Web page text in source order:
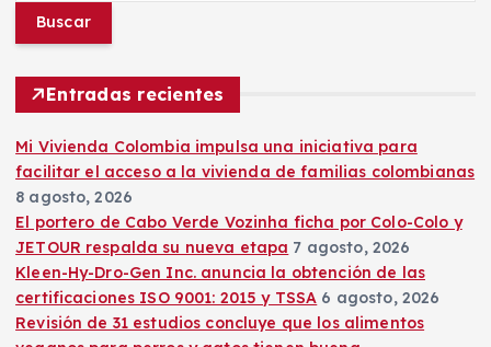
g
i
n
a
c
i
c
:
Entradas recientes
Mi Vivienda Colombia impulsa una iniciativa para
facilitar el acceso a la vivienda de familias colombianas
8 agosto, 2026
El portero de Cabo Verde Vozinha ficha por Colo-Colo y
JETOUR respalda su nueva etapa 7 agosto, 2026
Kleen-Hy-Dro-Gen Inc. anuncia la obtención de las
certificaciones ISO 9001: 2015 y TSSA 6 agosto, 2026
Revisión de 31 estudios concluye que los alimentos